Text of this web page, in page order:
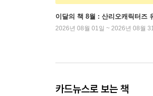
이달의 책 8월 : 산리오캐릭터즈
2026년 08월 01일 ~ 2026년 08월
카드뉴스로 보는 책